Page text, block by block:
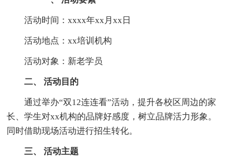
活动时间：xxxx年xx月xx日
活动地点：xx培训机构
活动对象：新老学员
二、 活动目的
通过举办“双12连连看”活动，提升各校区周边的家
长、学生对xx机构的品牌好感度，树立品牌活力形象。
同时借助现场活动进行招生转化。
三、 活动主题